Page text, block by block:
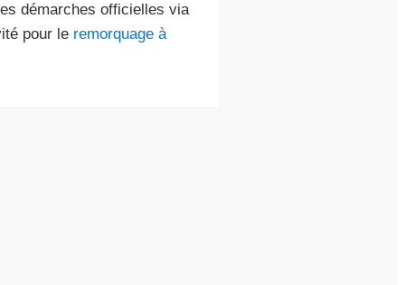
démarches officielles via
pour le remorquage à